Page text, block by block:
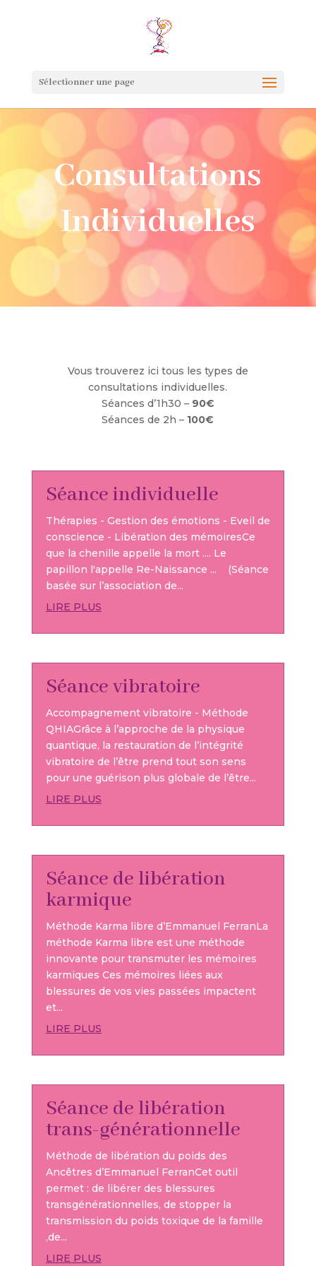
Sélectionner une page
Consultations
Individuelles
Vous trouverez ici tous les types de
consultations individuelles.
Séances d’1h30 – 90€
Séances de 2h – 100€
Séance individuelle
Thérapies - Gestion des émotions - Eveil de
conscience - Libération des mémoiresCe
que la chenille appelle la mort .... Le
papillon l'appelle Re-Naissance ... (Séance
basée sur l’association de...
LIRE PLUS
Séance vibratoire
Accompagnement vibratoire - Méthode
QHIAGrâce à l’approche de la physique
quantique, la restauration de l’intégrité
vibratoire de l’être prend tout son sens
pour une guérison plus globale de l’être...
LIRE PLUS
Séance de libération
karmique
Méthode Karma libre d’Emmanuel FerranLa
méthode Karma libre est une méthode
innovante pour transmuter les mémoires
karmiques Ces mémoires liées aux
blessures de vos vies passées impactent
et...
LIRE PLUS
Séance de libération
trans-générationnelle
Méthode de libération du poids des
Ancêtres d’Emmanuel FerranCet outil
permet : de libérer des blessures
transgénérationnelles, de stopper la
transmission du poids toxique de la famille
,de...
LIRE PLUS